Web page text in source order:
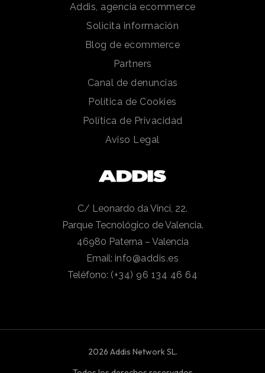
Addis, agencia ecommerce
Solicita información
Blog de ecommerce
Partners
Canal de denuncias
Política de Cookies
Política de Privacidad
Aviso Legal
C/ Leonardo da Vinci, 22.
Parque Tecnológico de Valencia.
46980 Paterna – Valencia
Email: info@addis.es
Teléfono: (+34) 96 134 46 64
2026 Addis Network SL.